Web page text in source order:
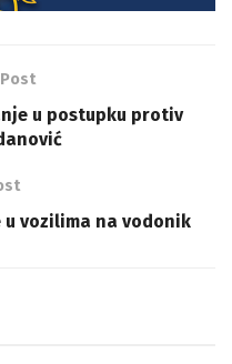
u postupku protiv
u vozilima na vodonik